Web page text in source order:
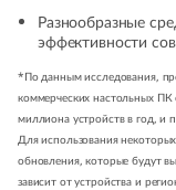
o
5
0
q
Разнообразные
эффективности
*По данным исследования,
коммерческих настольных
миллиона устройств в год, и
Для использования
обновления, которые будут
зависит от устройства и